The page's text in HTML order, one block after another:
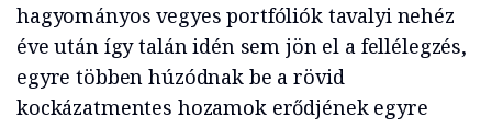
hagyományos vegyes portfóliók tavalyi nehéz
éve után így talán idén sem jön el a fellélegzés,
egyre többen húzódnak be a rövid
kockázatmentes hozamok erődjének egyre